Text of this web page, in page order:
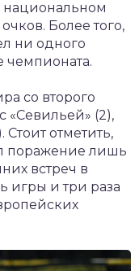
национальном
Более того,
ни одного
со второго
«Севильей» (2),
Стоит отметить,
поражение лишь
встреч в
игры и три раза